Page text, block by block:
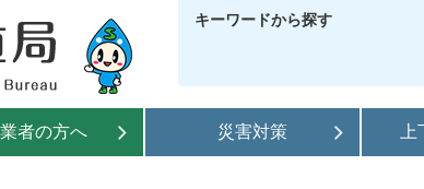
キーワードから探す
者の方へ 災害対策